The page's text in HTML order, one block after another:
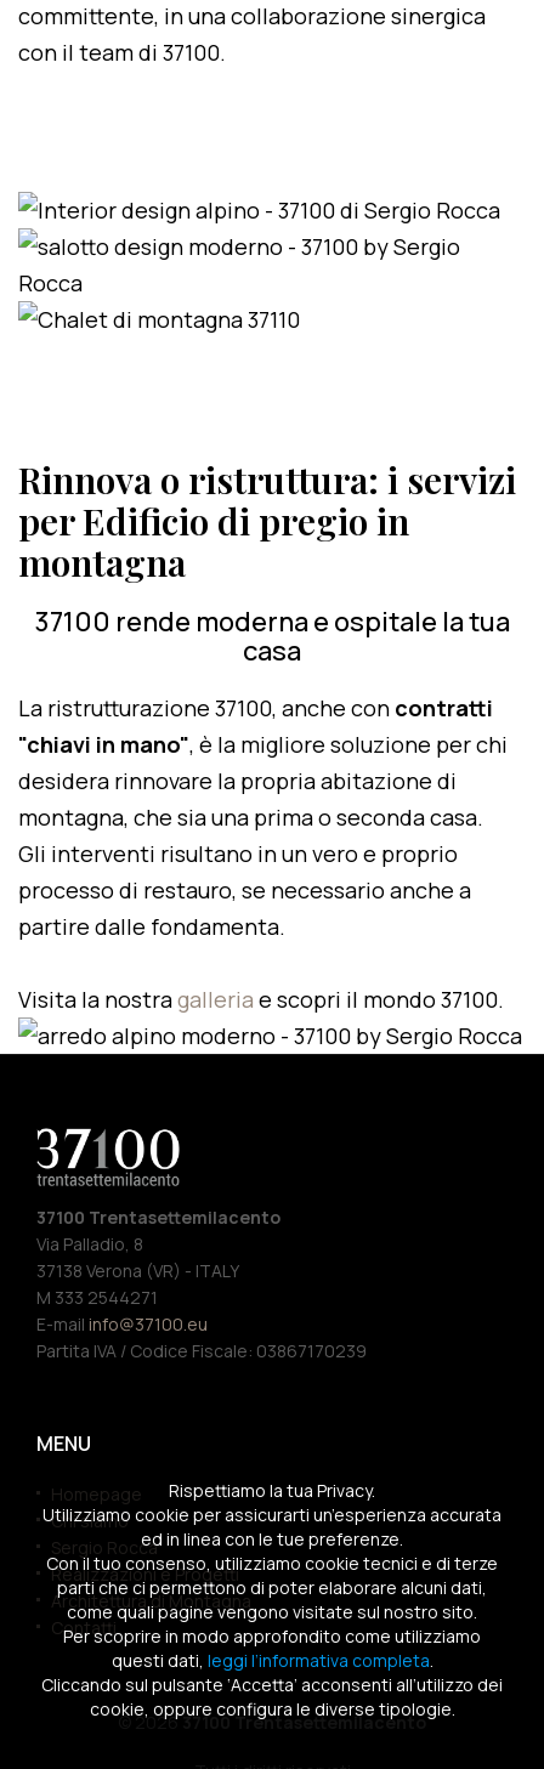
committente, in una collaborazione sinergica
con il team di 37100.
Rinnova o ristruttura: i servizi
per Edificio di pregio in
montagna
37100 rende moderna e ospitale la tua
casa
La ristrutturazione 37100, anche con contratti
"chiavi in mano", è la migliore soluzione per chi
desidera rinnovare la propria abitazione di
montagna, che sia una prima o seconda casa.
Gli interventi risultano in un vero e proprio
processo di restauro, se necessario anche a
partire dalle fondamenta.
Visita la nostragalleria e scopri il mondo 37100.
37100 Trentasettemilacento
Via Palladio, 8
37138 Verona (VR) - ITALY
M 333 2544271
E-mail info@37100.eu
Partita IVA / Codice Fiscale: 03867170239
MENU
Homepage
Chi siamo
Sergio Rocca
Realizzazioni e Progetti
Architettura di Montagna
Contatti
© 202637100 Trentasettemilacento
Rispettiamo la tua Privacy.
Utilizziamo cookie per assicurarti un’esperienza accurata
ed in linea con le tue preferenze.
Con il tuo consenso, utilizziamo cookie tecnici e di terze
parti che ci permettono di poter elaborare alcuni dati,
come quali pagine vengono visitate sul nostro sito.
Per scoprire in modo approfondito come utilizziamo
questi dati, leggi l’informativa completa.
Cliccando sul pulsante ‘Accetta’ acconsenti all’utilizzo dei
cookie, oppure configura le diverse tipologie.